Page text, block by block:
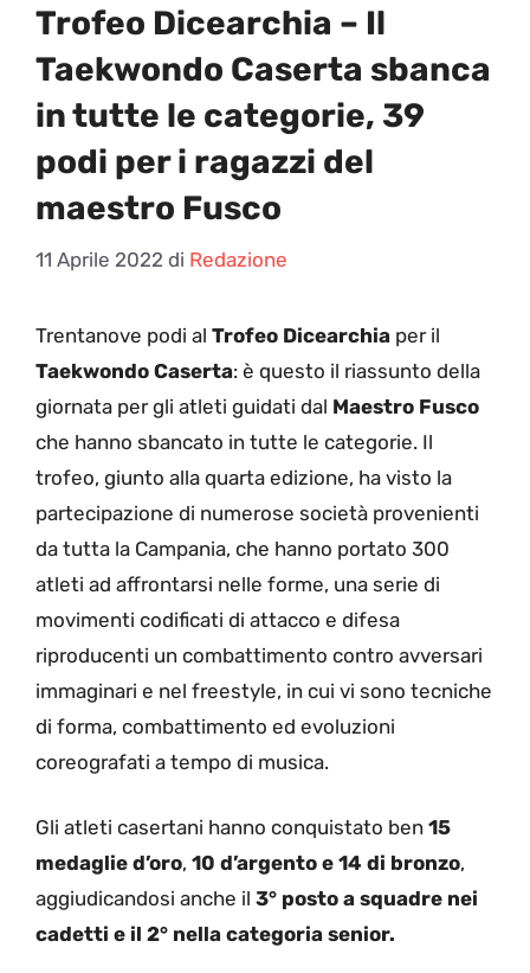
Trofeo Dicearchia – Il
Taekwondo Caserta sbanca
in tutte le categorie, 39
podi per i ragazzi del
maestro Fusco
11 Aprile 2022 di Redazione
Trentanove podi al Trofeo Dicearchia per il
Taekwondo Caserta: è questo il riassunto della
giornata per gli atleti guidati dal Maestro Fusco
che hanno sbancato in tutte le categorie. Il
trofeo, giunto alla quarta edizione, ha visto la
partecipazione di numerose società provenienti
da tutta la Campania, che hanno portato 300
atleti ad affrontarsi nelle forme, una serie di
movimenti codificati di attacco e difesa
riproducenti un combattimento contro avversari
immaginari e nel freestyle, in cui vi sono tecniche
di forma, combattimento ed evoluzioni
coreografati a tempo di musica.
Gli atleti casertani hanno conquistato ben 15
medaglie d’oro, 10 d’argento e 14 di bronzo,
aggiudicandosi anche il 3° posto a squadre nei
cadetti e il 2° nella categoria senior.